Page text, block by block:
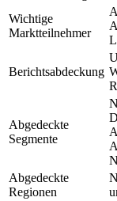
Wichtige
Marktteilnehmer
Berichtsabdeckung
Abgedeckte
Segmente
Abgedeckte
Regionen